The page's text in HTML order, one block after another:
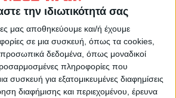
την ιδιωτικότητά σας
μας αποθηκεύουμε και/ή έχουμε
σε μια συσκευή, όπως τα cookies,
προσωπικά δεδομένα, όπως μοναδικοί
πληροφορίες που
συσκευή για εξατομικευμένες διαφημίσεις
διαφήμισης και περιεχομένου, έρευνα
αδιάθετες ακόμη από πέρυσι, ενώ
που αποτελεί την κύριο εξαγωγικό
εκκοκκισμένου βάμβακος
στο πρώτο εξάμηνο του 2025
έλλειψης ζήτησης παγκοσμίως.